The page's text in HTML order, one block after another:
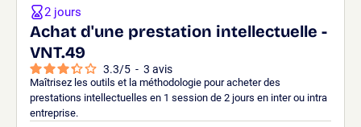
Achat d'une prestation intellectuelle -
VNT.49
3.3/5 - 3 avis
Maîtrisez les outils et la méthodologie pour acheter des
prestations intellectuelles en 1 session de 2 jours en inter ou intra
entreprise.
2 jours